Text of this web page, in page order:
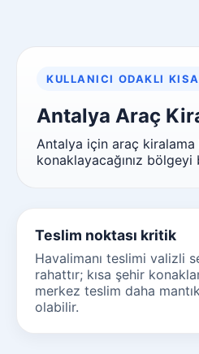
KULLANICI ODAKLI
Antalya Araç
Antalya için araç kiralama
konaklayacağınız
Teslim noktası kritik
Havalimanı teslimi valizli
rahattır; kısa şehir
merkez teslim daha
olabilir.